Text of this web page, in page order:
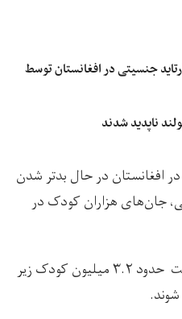
جنسیتی در افغانستان توسط
ناپدید شدند
افغانستان در حال بدتر شدن
جان‌های هزاران کودک در
به گفته‌ی آقای بیسلی ممکن است حدود ۳.۲ میلیون کودک زیر